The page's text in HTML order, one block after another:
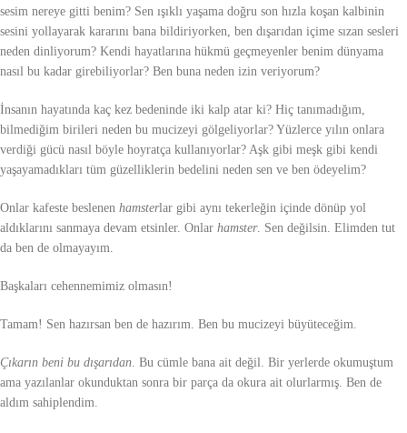
sesim nereye gitti benim? Sen ışıklı yaşama doğru son hızla koşan kalbinin
sesini yollayarak kararını bana bildiriyorken, ben dışarıdan içime sızan sesleri
neden dinliyorum? Kendi hayatlarına hükmü geçmeyenler benim dünyama
nasıl bu kadar girebiliyorlar? Ben buna neden izin veriyorum?
İnsanın hayatında kaç kez bedeninde iki kalp atar ki? Hiç tanımadığım,
bilmediğim birileri neden bu mucizeyi gölgeliyorlar? Yüzlerce yılın onlara
verdiği gücü nasıl böyle hoyratça kullanıyorlar? Aşk gibi meşk gibi kendi
yaşayamadıkları tüm güzelliklerin bedelini neden sen ve ben ödeyelim?
Onlar kafeste beslenen hamsterlar gibi aynı tekerleğin içinde dönüp yol
aldıklarını sanmaya devam etsinler. Onlar hamster. Sen değilsin. Elimden tut
da ben de olmayayım.
Başkaları cehennemimiz olmasın!
Tamam! Sen hazırsan ben de hazırım. Ben bu mucizeyi büyüteceğim.
Çıkarın beni bu dışarıdan. Bu cümle bana ait değil. Bir yerlerde okumuştum
ama yazılanlar okunduktan sonra bir parça da okura ait olurlarmış. Ben de
aldım sahiplendim.